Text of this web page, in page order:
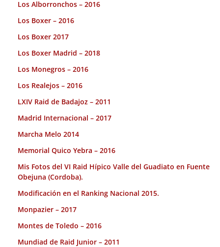
Los Alborronchos – 2016
Los Boxer – 2016
Los Boxer 2017
Los Boxer Madrid – 2018
Los Monegros – 2016
Los Realejos – 2016
LXIV Raid de Badajoz – 2011
Madrid Internacional – 2017
Marcha Melo 2014
Memorial Quico Yebra – 2016
Mis Fotos del VI Raid Hípico Valle del Guadiato en Fuente
Obejuna (Cordoba).
Modificación en el Ranking Nacional 2015.
Monpazier – 2017
Montes de Toledo – 2016
Mundiad de Raid Junior – 2011